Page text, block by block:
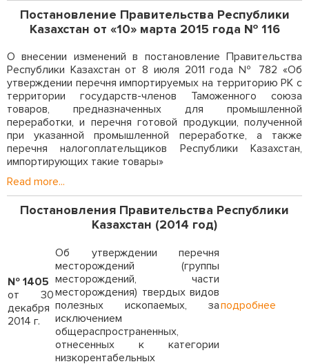
Постановление Правительства Республики
Казахстан от «10» марта 2015 года № 116
О внесении изменений в постановление Правительства
Республики Казахстан от 8 июля 2011 года № 782 «Об
утверждении перечня импортируемых на территорию РК с
территории государств-членов Таможенного союза
товаров, предназначенных для промышленной
переработки, и перечня готовой продукции, полученной
при указанной промышленной переработке, а также
перечня налогоплательщиков Республики Казахстан,
импортирующих такие товары»
Read more...
Постановления Правительства Республики
Казахстан (2014 год)
№ 1405
от 30
декабря
2014 г.
Об утверждении перечня
месторождений (группы
месторождений, части
месторождения) твердых видов
полезных ископаемых, за
исключением
общераспространенных,
отнесенных к категории
низкорентабельных
подробнее